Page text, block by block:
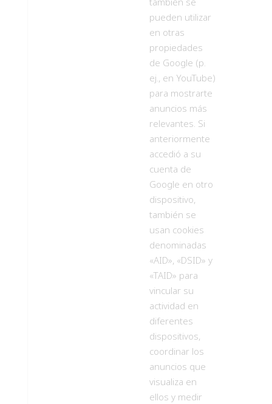
pueden utilizar
en otras
propiedades
de Google (p.
ej., en YouTube)
para mostrarte
anuncios más
relevantes. Si
anteriormente
accedió a su
cuenta de
Google en otro
dispositivo,
también se
usan cookies
denominadas
«AID», «DSID» y
«TAID» para
vincular su
actividad en
diferentes
dispositivos,
coordinar los
anuncios que
visualiza en
ellos y medir